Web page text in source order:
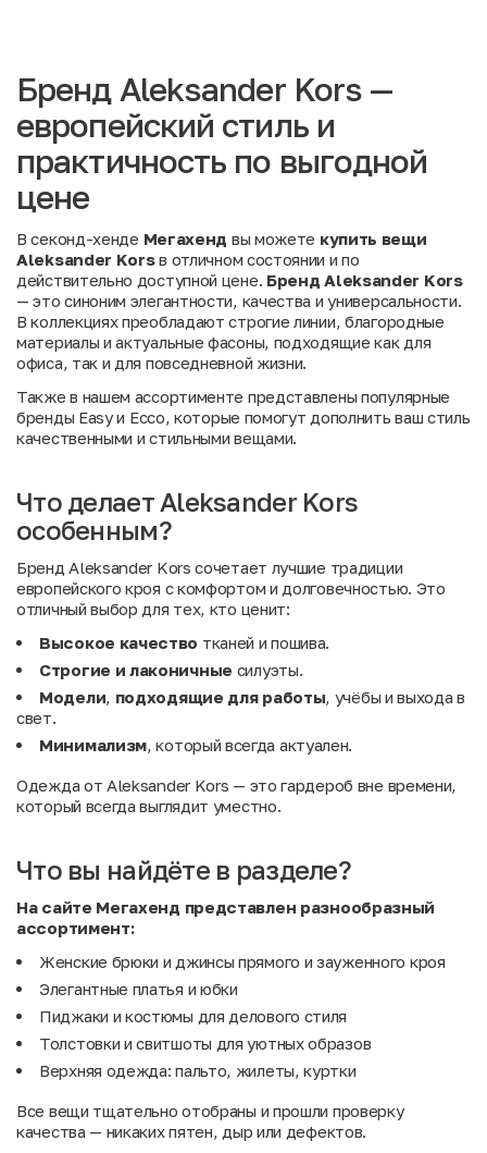
Бренд Aleksander Kors —
европейский стиль и
практичность по выгодной
цене
В секонд-хенде Мегахенд вы можете купить вещи
Aleksander Korsв отличном состоянии и по
действительно доступной цене. Бренд Aleksander Kors
— это синоним элегантности, качества и универсальности.
В коллекциях преобладают строгие линии, благородные
материалы и актуальные фасоны, подходящие как для
офиса, так и для повседневной жизни.
Также в нашем ассортименте представлены популярные
бренды Easyи Ecco, которые помогут дополнить ваш стиль
качественными и стильными вещами.
Что делает Aleksander Kors
особенным?
Бренд Aleksander Kors сочетает лучшие традиции
европейского кроя с комфортом и долговечностью. Это
отличный выбор для тех, кто ценит:
Высокое качество тканей и пошива.
Строгие и лаконичные силуэты.
Модели, подходящие для работы, учёбы и выхода в
свет.
Минимализм, который всегда актуален.
Одежда от Aleksander Kors — это гардероб вне времени,
который всегда выглядит уместно.
Что вы найдёте в разделе?
На сайте Мегахенд представлен разнообразный
ассортимент:
Женские брюки и джинсы прямого и зауженного кроя
Элегантные платья и юбки
Пиджаки и костюмы для делового стиля
Толстовки и свитшоты для уютных образов
Верхняя одежда: пальто, жилеты, куртки
Все вещи тщательно отобраны и прошли проверку
качества — никаких пятен, дыр или дефектов.